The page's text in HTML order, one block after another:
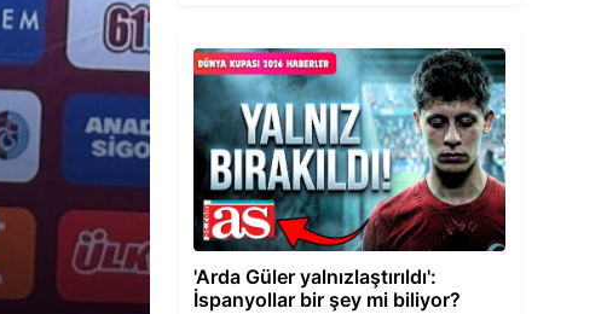
Nelson Semedo:
için hazırım
'Arda Güler yalnızlaştırıldı':
İspanyollar bir şey mi biliyor?